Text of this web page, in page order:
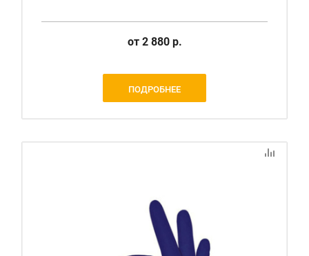
от 2 880 р.
ПОДРОБНЕЕ